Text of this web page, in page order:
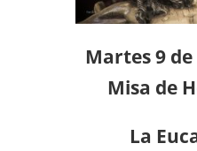
Martes9 de
Misa de
La